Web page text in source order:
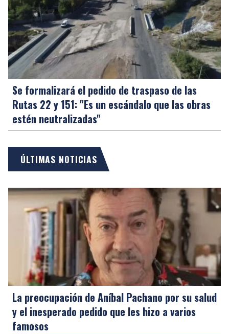
Se formalizará el pedido de traspaso de las
Rutas 22 y 151: "Es un escándalo que las obras
estén neutralizadas"
ÚLTIMAS NOTICIAS
La preocupación de Aníbal Pachano por su salud
y el inesperado pedido que les hizo a varios
famosos